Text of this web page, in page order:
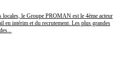
locales, le Groupe PROMAN est le 4ème acteur
en intérim et du recrutement. Les plus grandes